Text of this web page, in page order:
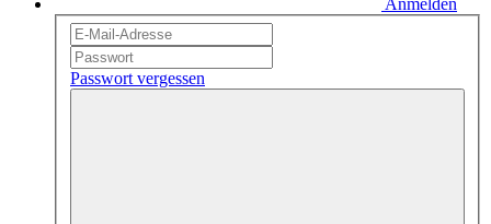
Anmelden
Passwort vergessen